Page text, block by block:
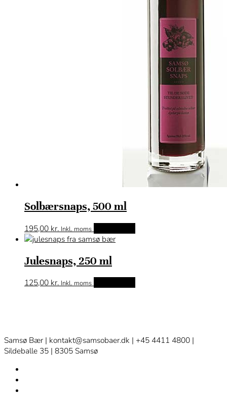
Solbærsnaps, 500 ml
195,00 kr. Inkl. moms
Julesnaps, 250 ml
125,00 kr. Inkl. moms
Samsø Bær | kontakt@samsobaer.dk | +45 4411 4800 |
Sildeballe 35 | 8305 Samsø